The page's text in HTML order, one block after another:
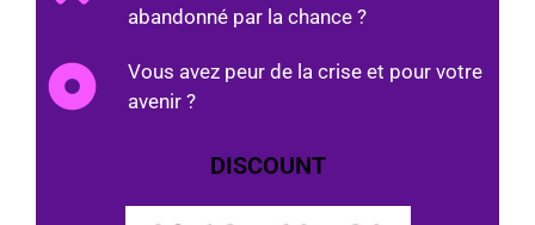
abandonné par la chance ?
Vous avez peur de la crise et pour votre
avenir ?
DISCOUNT